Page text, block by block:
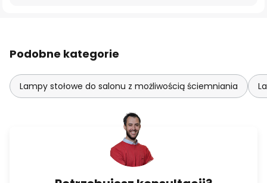
Podobne kategorie
Lampy stołowe do salonu z możliwością ściemniania